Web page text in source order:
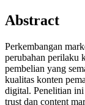
Abstract
Perkembangan
perubahan perilaku
pembelian yang
kualitas konten
digital. Penelitian
trust dan content